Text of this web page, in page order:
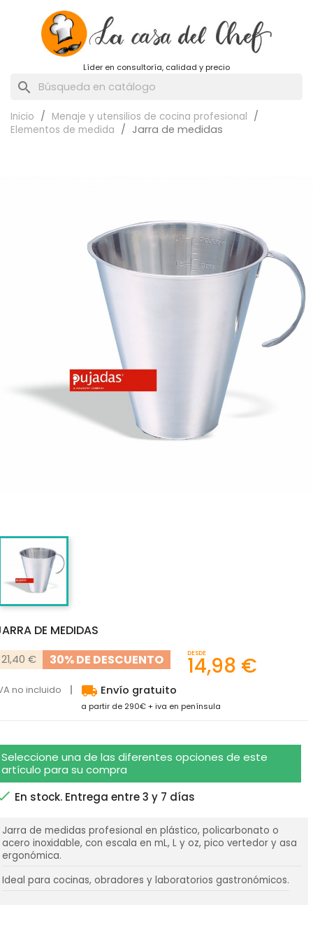
Líder en consultoría, calidad y precio
search
Inicio
Menaje y utensilios de cocina profesional
Elementos de medida
Jarra de medidas
DE MEDIDAS
21,40 € 30% DE DESCUENTO DESDE
14,98 €
no incluido local_shipping Envío gratuito
a partir de 290€ + iva en península
Seleccione una de las diferentes opciones de este
artículo para su compra
En stock. Entrega entre 3 y 7 días
Jarra de medidas profesional en plástico, policarbonato o
acero inoxidable, con escala en mL, L y oz, pico vertedor y asa
ergonómica.
Ideal para cocinas, obradores y laboratorios gastronómicos.